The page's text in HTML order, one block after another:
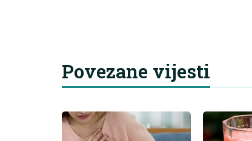
Povezane vijesti